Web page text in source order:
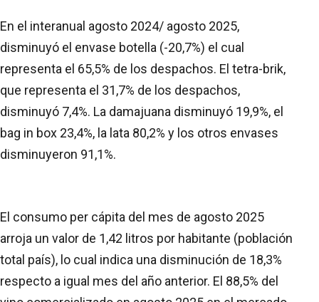
En el interanual agosto 2024/ agosto 2025,
disminuyó el envase botella (-20,7%) el cual
representa el 65,5% de los despachos. El tetra-brik,
que representa el 31,7% de los despachos,
disminuyó 7,4%. La damajuana disminuyó 19,9%, el
bag in box 23,4%, la lata 80,2% y los otros envases
disminuyeron 91,1%.
El consumo per cápita del mes de agosto 2025
arroja un valor de 1,42 litros por habitante (población
total país), lo cual indica una disminución de 18,3%
respecto a igual mes del año anterior. El 88,5% del